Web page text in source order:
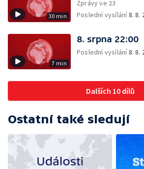
30 min
Zprávy ve 23
Poslední vysílání8. 8.
7 min
8. srpna 22:00
Poslední vysílání8. 8.
Dalších 10 dílů
Ostatní také sledují